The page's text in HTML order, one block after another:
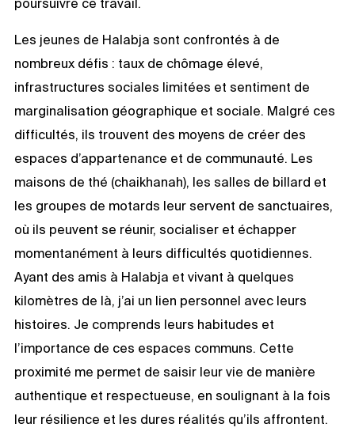
poursuivre ce travail.
Les jeunes de Halabja sont confrontés à de
nombreux défis : taux de chômage élevé,
infrastructures sociales limitées et sentiment de
marginalisation géographique et sociale. Malgré ces
difficultés, ils trouvent des moyens de créer des
espaces d’appartenance et de communauté. Les
maisons de thé (chaikhanah), les salles de billard et
les groupes de motards leur servent de sanctuaires,
où ils peuvent se réunir, socialiser et échapper
momentanément à leurs difficultés quotidiennes.
Ayant des amis à Halabja et vivant à quelques
kilomètres de là, j’ai un lien personnel avec leurs
histoires. Je comprends leurs habitudes et
l’importance de ces espaces communs. Cette
proximité me permet de saisir leur vie de manière
authentique et respectueuse, en soulignant à la fois
leur résilience et les dures réalités qu’ils affrontent.